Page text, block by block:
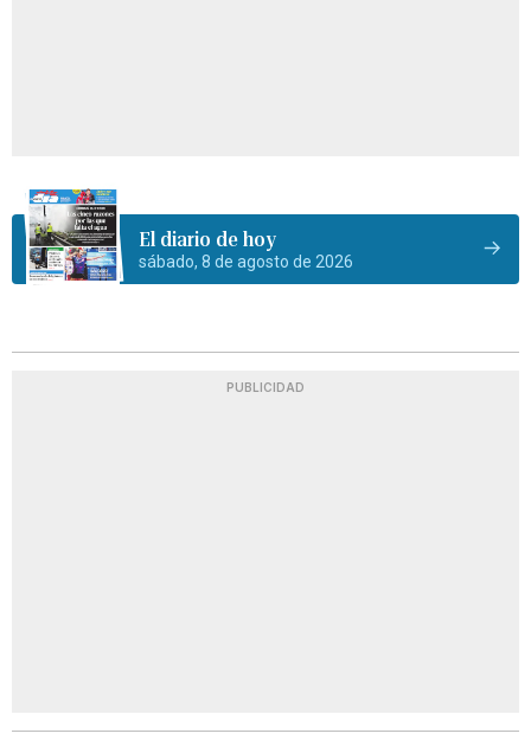
El diario de hoy
sábado, 8 de agosto de 2026
PUBLICIDAD